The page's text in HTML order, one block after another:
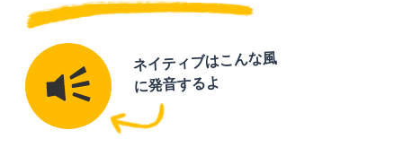
ネイティブはこんな風
に発音するよ